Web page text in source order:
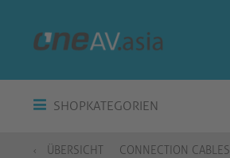
SHOPKATEGORIEN
ÜBERSICHT CONNECTION CABLES